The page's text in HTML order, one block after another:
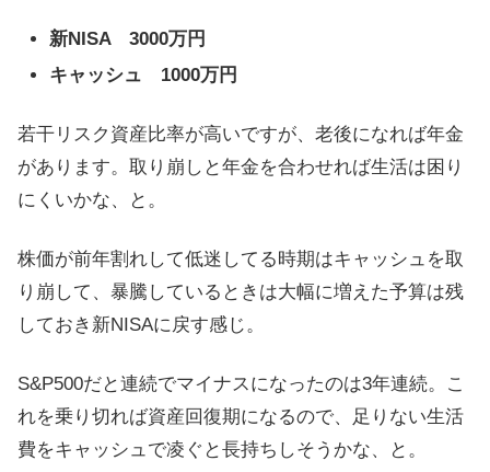
新NISA 3000万円
キャッシュ 1000万円
若干リスク資産比率が高いですが、老後になれば年金
があります。取り崩しと年金を合わせれば生活は困り
にくいかな、と。
株価が前年割れして低迷してる時期はキャッシュを取
り崩して、暴騰しているときは大幅に増えた予算は残
しておき新NISAに戻す感じ。
S&P500だと連続でマイナスになったのは3年連続。こ
れを乗り切れば資産回復期になるので、足りない生活
費をキャッシュで凌ぐと長持ちしそうかな、と。